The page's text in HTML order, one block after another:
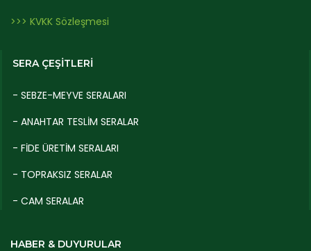
>>> KVKK Sözleşmesi
SERA ÇEŞİTLERİ
- SEBZE-MEYVE SERALARI
- ANAHTAR TESLİM SERALAR
- FİDE ÜRETİM SERALARI
- TOPRAKSIZ SERALAR
- CAM SERALAR
HABER & DUYURULAR